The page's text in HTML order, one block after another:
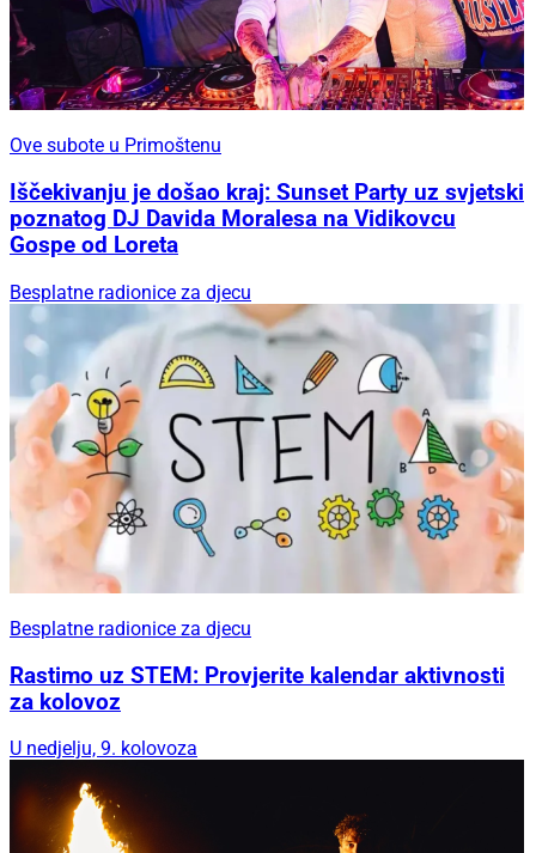
Ove subote u Primoštenu
Iščekivanju je došao kraj: Sunset Party uz svjetski
poznatog DJ Davida Moralesa na Vidikovcu
Gospe od Loreta
Besplatne radionice za djecu
Besplatne radionice za djecu
Rastimo uz STEM: Provjerite kalendar aktivnosti
za kolovoz
U nedjelju, 9. kolovoza